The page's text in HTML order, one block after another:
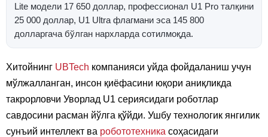
Lite модели 17 650 доллар, профессионал U1 Pro талқини
25 000 доллар, U1 Ultra флагмани эса 145 800
долларгача бўлган нархларда сотилмоқда.
Хитойнинг UBTech компанияси уйда фойдаланиш учун
мўлжалланган, инсон қиёфасини юқори аниқликда
такрорловчи Уворлад U1 сериясидаги роботлар
савдосини расман йўлга қўйди. Ушбу технологик янгилик
сунъий интеллект ва робототехника соҳасидаги